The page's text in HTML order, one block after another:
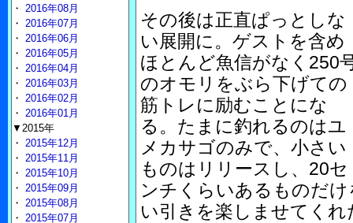
その後は正直ぱっとしな
い展開に。ゲストを含め
ほとんど魚信がなく250
のオモリをぶら下げての
筋トレに励むことにな
る。たまに釣れるのはユ
メカサゴのみで、小さい
ものはリリースし、20セ
ンチくらいあるものだ
い引きを楽しませてく
・ 2016年08月
・ 2016年07月
・ 2016年06月
・ 2016年05月
・ 2016年04月
・ 2016年03月
・ 2016年02月
・ 2016年01月
▼2015年
・ 2015年12月
・ 2015年11月
・ 2015年10月
・ 2015年09月
・ 2015年08月
・ 2015年07月